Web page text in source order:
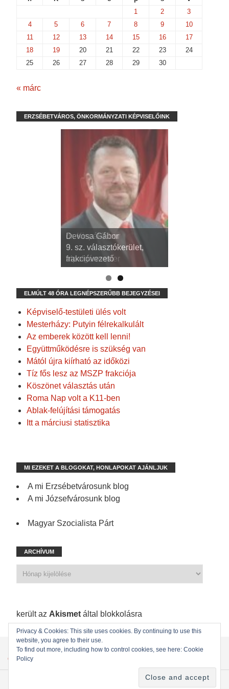
1
2
3
4
5 6 7 8 9
10
11
12 13 14 15 16
17
18
19 20 21 22 23
24
25
26 27 28 29 30
« márc
ERZSÉBETVÁROS, ÖNKORMÁNYZATI KÉPVISELŐINK
dr. Kispál Tibor
3. sz. választókerület,
alpolgármester
Devosa Gábor
9. sz. választókerület,
frakcióvezető
ELMÚLT 48 ÓRA LEGNÉPSZERŰBB BEJEGYZÉSEI
Képviselő-testületi ülés volt
Mesterházy: Putyin félrekalkulált
Az emberek között kell lenni!
Együttműködésre is szükség van
Mától újra kiírható az időközi
Tíz fős lesz az MSZP frakciója
Köszönet választás után
Roma Nap volt a K11-ben
Ablak-felújítási támogatás
Itt a márciusi statisztika
MI EZEKET A BLOGOKAT, HONLAPOKAT AJÁNLJUK
A mi Erzsébetvárosunk blog
A mi Józsefvárosunk blog
Magyar Szocialista Párt
ARCHÍVUM
került az Akismet által blokkolásra
KEZDŐLAP
ÖNKORMÁNYZATI KÉPVISELŐINK
ÖNKORMÁNYZAT
. Powered by WordPress
Privacy & Cookies: This site uses cookies. By continuing to use this
website, you agree to their use.
To find out more, including how to control cookies, see here: Cookie
Policy